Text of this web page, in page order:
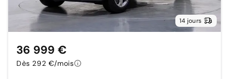
14 jours
36 999 €
Dès 292 €/mois